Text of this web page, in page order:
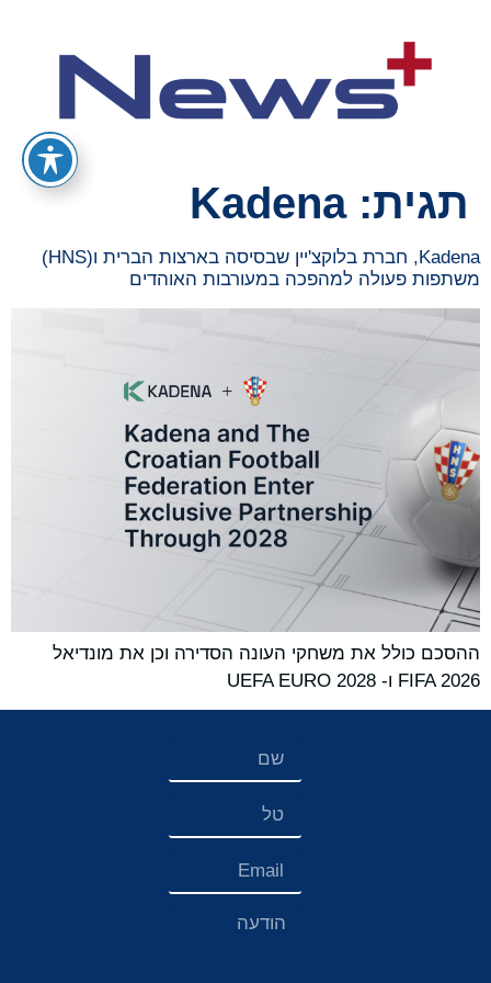
תגית:Kadena
Kadena, חברת בלוקצ'יין שבסיסה בארצות הברית ו(HNS)
משתפות פעולה למהפכה במעורבות האוהדים
ההסכם כולל את משחקי העונה הסדירה וכן את מונדיאל
FIFA 2026 ו- UEFA EURO 2028